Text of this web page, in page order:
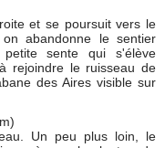
et se poursuit vers le
abandonne le sentier
sente qui s'élève
rejoindre le ruisseau de
des Aires visible sur
Un peu plus loin, le